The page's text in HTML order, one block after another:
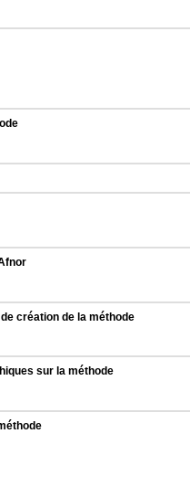
création de la méthode
sur la méthode